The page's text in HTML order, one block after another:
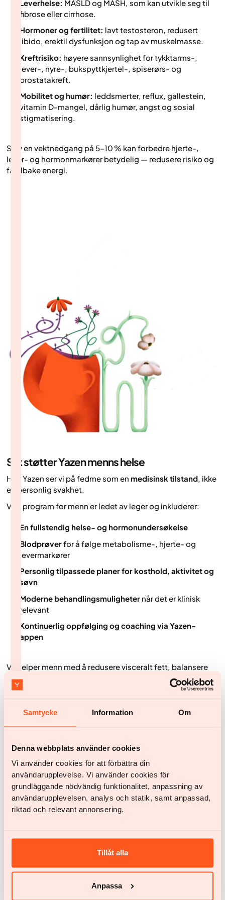
Samtycke Information Om
Denna webbplats använder cookies
Vi använder cookies för att förbättra din
användarupplevelse. Vi använder cookies för
grundläggande nödvändig funktionalitet, anpassning av
användarupplevelsen, analys och statik, samt anpassad,
riktad och relevant annonsering.
Tillåt alla
Anpassa
Leverhelse: MASLD og MASH, som kan utvikle seg til
fibrose eller cirrhose.
Hormoner og fertilitet: lavt testosteron, redusert
libido, erektil dysfunksjon og tap av muskelmasse.
Kreftrisiko: høyere sannsynlighet for tykktarms-,
lever-, nyre-, bukspyttkjertel-, spiserørs- og
prostatakreft.
Mobilitet og humør: leddsmerter, reflux, gallestein,
vitamin D-mangel, dårlig humør, angst og sosial
stigmatisering.
Selv en vektnedgang på 5–10 % kan forbedre hjerte-,
lever- og hormonmarkører betydelig — redusere risiko og
få tilbake energi.
Slik støtter Yazen menns helse
Hos Yazen ser vi på fedme som en medisinsk tilstand, ikke
en personlig svakhet.
Vårt program for menn er ledet av leger og inkluderer:
En fullstendig helse- og hormonundersøkelse
Blodprøver for å følge metabolisme-, hjerte- og
levermarkører
Personlig tilpassede planer for kosthold, aktivitet og
søvn
Moderne behandlingsmuligheter når det er klinisk
relevant
Kontinuerlig oppfølging og coaching via Yazen-
appen
Vi hjelper menn med å redusere visceralt fett, balansere
hormoner og gjenopprette varig velvære – alt basert på
vitenskap og respekt.
Slik kan du startei dag
minutter!) for å hjelpe oss å med å forstå deg og
målene dine bedre.
Last ned Yazen-appen